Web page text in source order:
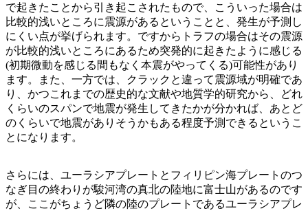
で起きたことから引き起こされたもので、こういった場合は
比較的浅いところに震源があるということと、発生が予測し
にくい点が挙げられます。ですからトラフの場合はその震源
が比較的浅いところにあるため突発的に起きたように感じる
(初期微動を感じる間もなく本震がやってくる)可能性があり
ます。また、一方では、クラックと違って震源域が明確であ
り、かつこれまでの歴史的な文献や地質学的研究から、どれ
くらいのスパンで地震が発生してきたかが分かれば、あとど
のくらいで地震がありそうかもある程度予測できるというこ
とになります。
さらには、ユーラシアプレートとフィリピン海プレートのつ
なぎ目の終わりが駿河湾の真北の陸地に富士山があるのです
が、ここがちょうど隣の陸のプレートであるユーラシアプレ